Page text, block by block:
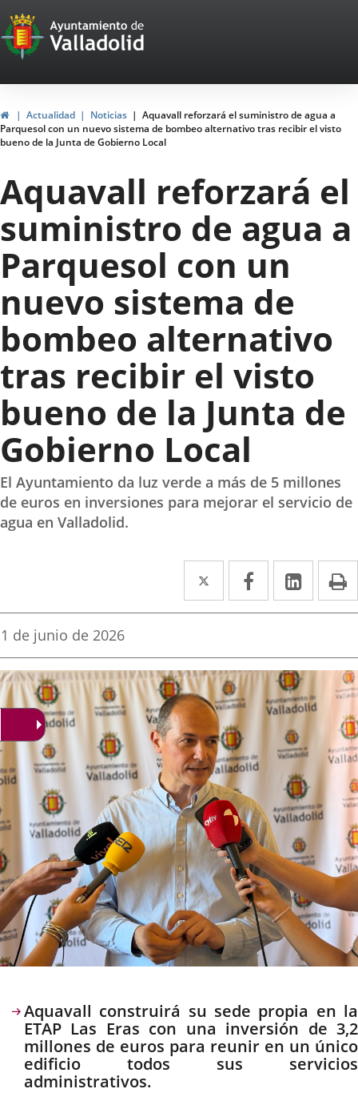
Portal
Web
del
Ayuntamiento
de
Valladolid
InicioActualidad Noticias
Aquavall reforzará el suministro de agua a
Parquesol con un nuevo sistema de bombeo alternativo tras recibir el visto
bueno de la Junta de Gobierno Local
Aquavall reforzará el
suministro de agua a
Parquesol con un
nuevo sistema de
bombeo alternativo
tras recibir el visto
bueno de la Junta de
Gobierno Local
El Ayuntamiento da luz verde a más de 5 millones
de euros en inversiones para mejorar el servicio de
agua en Valladolid.
Twitter
Enlace
a
aplicación
externa.
Facebook
Enlace
a
aplicación
externa.
Enlace
a
Fecha
la
noticia
1 de junio de 2026
Descripción
Aquavall construirá su sede propia en la
ETAP Las Eras con una inversión de 3,2
millones de euros para reunir en un único
edificio todos sus servicios
administrativos.